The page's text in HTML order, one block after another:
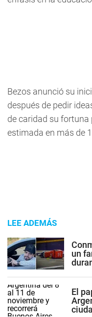
Bezos anunció su
después de pedir
de caridad su
estimada en más de
LEE ADEMÁS
un
El